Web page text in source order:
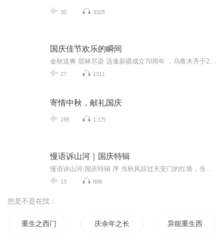
30 3325
国庆佳节欢乐的瞬间
27 1311
寄情中秋，献礼国庆
195 1.1万
慢语诉山河｜国庆特辑
13 808
您是不是在找：
重生之西门庆 庆余年之长歌行 异能重生西门庆